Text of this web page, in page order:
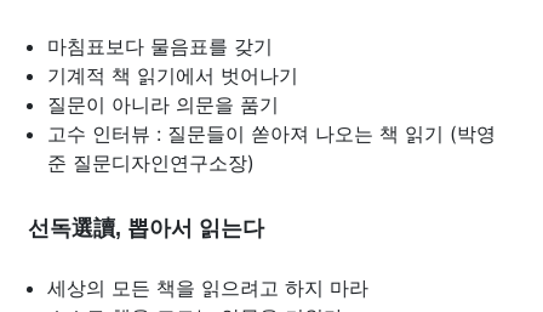
마침표보다 물음표를 갖기
기계적 책 읽기에서 벗어나기
질문이 아니라 의문을 품기
고수 인터뷰 : 질문들이 쏟아져 나오는 책 읽기 (박영
준 질문디자인연구소장)
선독選讀, 뽑아서 읽는다
세상의 모든 책을 읽으려고 하지 마라